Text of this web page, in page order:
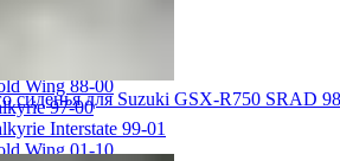
Wing 88-00
97-00
Interstate 99-01
Wing 01-10
сиденья для Suzuki GSX-R750 SRAD